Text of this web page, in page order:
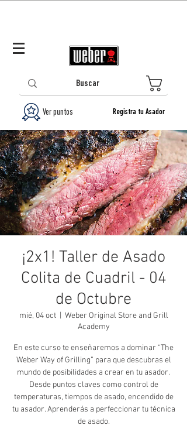
Ver puntos Registra tu Asador
¡2x1! Taller de Asado
Colita de Cuadril - 04
de Octubre
mié, 04 oct
  |
Weber Original Store and Grill
Academy
En este curso te enseñaremos a dominar “The
Weber Way of Grilling” para que descubras el
mundo de posibilidades a crear en tu asador.
Desde puntos claves como control de
temperaturas, tiempos de asado, encendido de
tu asador. Aprenderás a perfeccionar tu técnica
de asado.